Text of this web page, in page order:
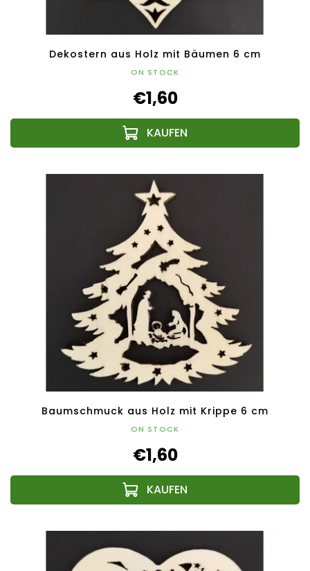
Dekostern aus Holz mit Bäumen 6 cm
ON STOCK
€1,60
Baumschmuck aus Holz mit Krippe 6 cm
ON STOCK
€1,60